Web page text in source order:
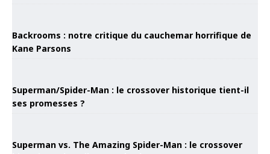
Backrooms : notre critique du cauchemar horrifique de
Kane Parsons
Superman/Spider-Man : le crossover historique tient-il
ses promesses ?
Superman vs. The Amazing Spider-Man : le crossover